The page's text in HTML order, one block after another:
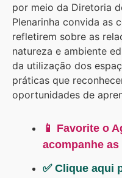
por meio da Diretoria
Plenarinha convida as
refletirem sobre as
natureza e ambiente
da utilização dos
práticas que
oportunidades de
📱 Favorite o
acompanhe
✅ Clique aqui